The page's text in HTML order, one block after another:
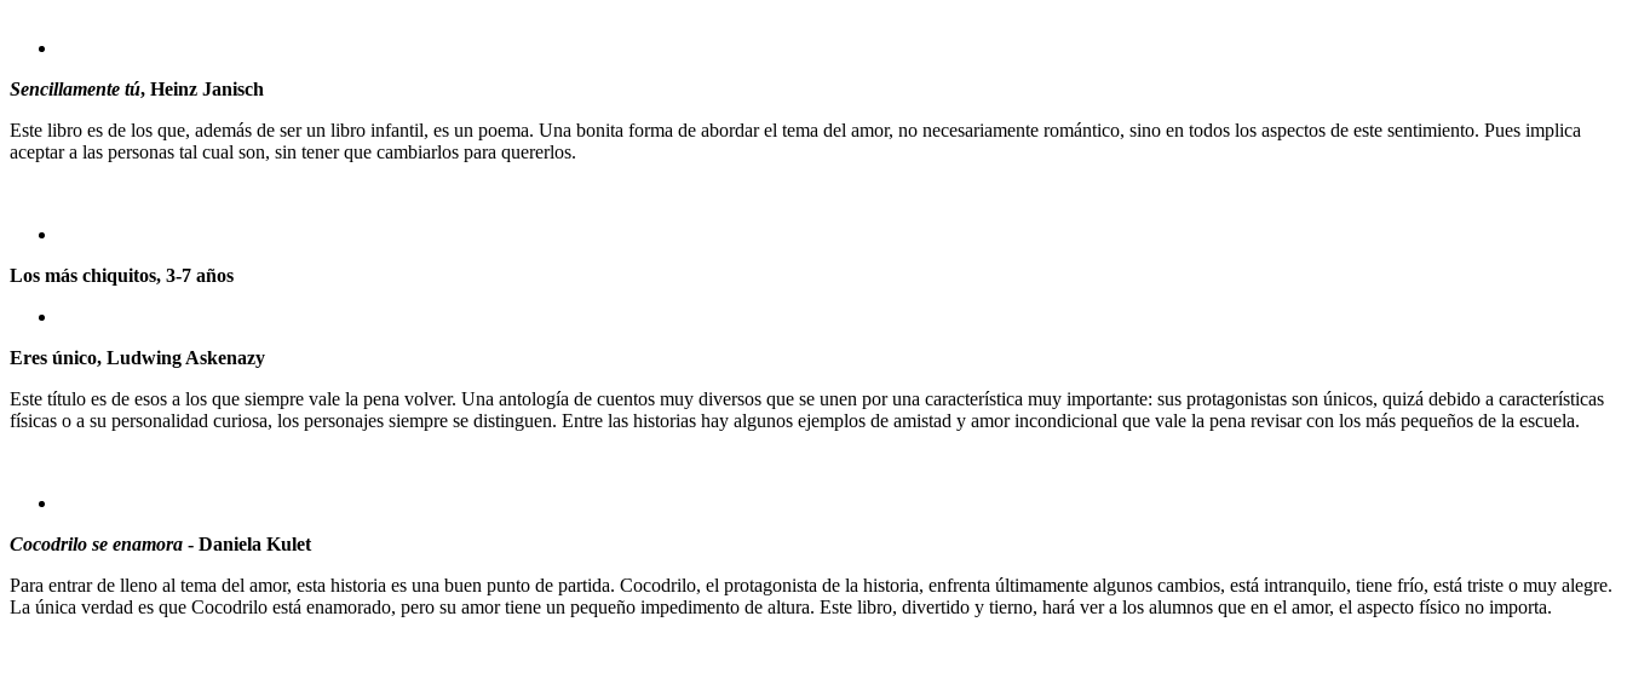
Sencillamente tú, Heinz Janisch
Este libro es de los que, además de ser un libro infantil, es un poema. Una bonita forma de abordar el tema del amor, no necesariamente romántico, sino en todos los aspectos de este sentimiento. Pues implica
aceptar a las personas tal cual son, sin tener que cambiarlos para quererlos.
Los más chiquitos, 3-7 años
Eres único, Ludwing Askenazy
Este título es de esos a los que siempre vale la pena volver. Una antología de cuentos muy diversos que se unen por una característica muy importante: sus protagonistas son únicos, quizá debido a características
físicas o a su personalidad curiosa, los personajes siempre se distinguen. Entre las historias hay algunos ejemplos de amistad y amor incondicional que vale la pena revisar con los más pequeños de la escuela.
Cocodrilo se enamora - Daniela Kulet
Para entrar de lleno al tema del amor, esta historia es una buen punto de partida. Cocodrilo, el protagonista de la historia, enfrenta últimamente algunos cambios, está intranquilo, tiene frío, está triste o muy alegre.
La única verdad es que Cocodrilo está enamorado, pero su amor tiene un pequeño impedimento de altura. Este libro, divertido y tierno, hará ver a los alumnos que en el amor, el aspecto físico no importa.